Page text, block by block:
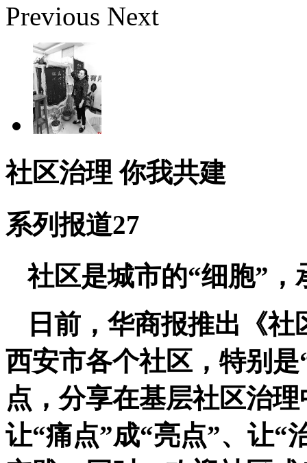
Previous Next
社区治理 你我共建
系列报道27
社区是城市的“细胞”，
日前，华商报推出《
西安市各个社区，特别是
点，分享在基层社区治
让“痛点”成“亮点”、让“